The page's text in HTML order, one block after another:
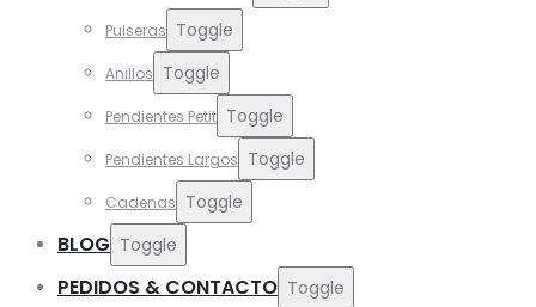
Pulseras Toggle
Anillos Toggle
Pendientes Petit Toggle
Pendientes Largos Toggle
Cadenas Toggle
BLOG Toggle
PEDIDOS & CONTACTO Toggle